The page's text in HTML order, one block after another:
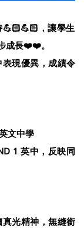
，讓學生
成長❤️❤️。
現優異，成績令
文中學
1 英中，反映同
光精神，無縫銜